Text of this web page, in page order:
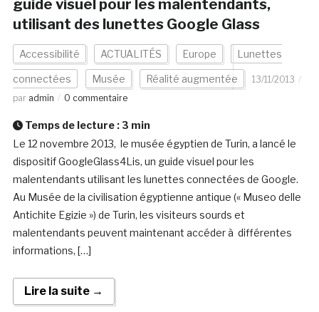
guide visuel pour les malentendants,
utilisant des lunettes Google Glass
Accessibilité ACTUALITÉS Europe Lunettes
connectées Musée Réalité augmentée
13/11/2013
par admin 0 commentaire
Temps de lecture : 3 min
Le 12 novembre 2013, le musée égyptien de Turin, a lancé le
dispositif GoogleGlass4Lis, un guide visuel pour les
malentendants utilisant les lunettes connectées de Google.
Au Musée de la civilisation égyptienne antique (« Museo delle
Antichite Egizie ») de Turin, les visiteurs sourds et
malentendants peuvent maintenant accéder à différentes
informations, […]
Lire la suite →